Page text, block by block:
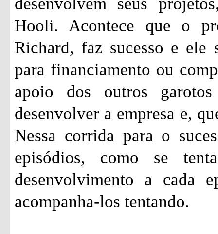
Hooli. Acontece que o
Richard, faz sucesso e ele
para financiamento ou
apoio dos outros
desenvolver a empresa e,
Nessa corrida para o
episódios, como se
desenvolvimento a cada
acompanha-los tentando.